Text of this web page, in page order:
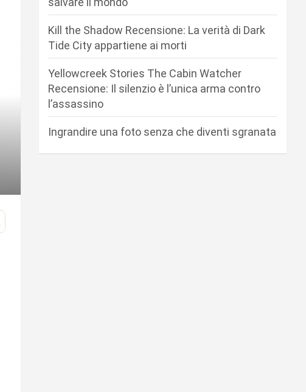
Kill the Shadow Recensione: La verità di Dark
Tide City appartiene ai morti
Yellowcreek Stories The Cabin Watcher
Recensione: Il silenzio è l’unica arma contro
l’assassino
Ingrandire una foto senza che diventi sgranata